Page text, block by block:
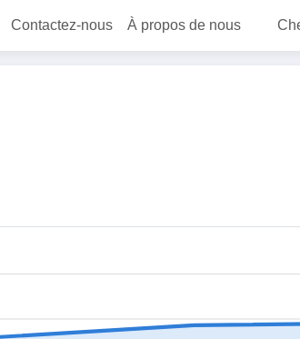
Contactez-nous À propos de nous